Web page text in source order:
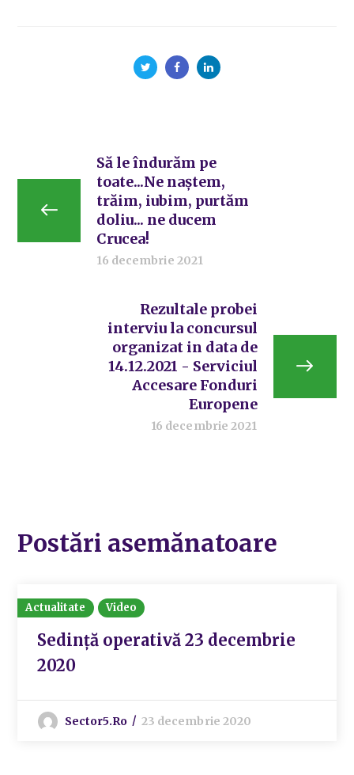
Să le îndurăm pe
toate...Ne naștem,
trăim, iubim, purtăm
doliu... ne ducem
Crucea!
16 decembrie 2021
Rezultale probei
interviu la concursul
organizat in data de
14.12.2021 - Serviciul
Accesare Fonduri
Europene
16 decembrie 2021
Postări asemănatoare
Actualitate Video
Sedință operativă 23 decembrie
2020
Sector5.ro 23 decembrie 2020